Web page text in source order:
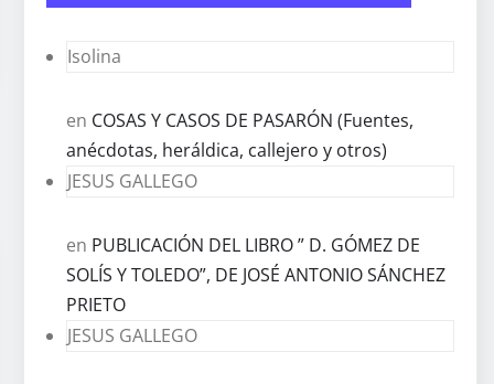
Isolina
en COSAS Y CASOS DE PASARÓN (Fuentes,
anécdotas, heráldica, callejero y otros)
JESUS GALLEGO
en PUBLICACIÓN DEL LIBRO ” D. GÓMEZ DE
SOLÍS Y TOLEDO”, DE JOSÉ ANTONIO SÁNCHEZ
PRIETO
JESUS GALLEGO